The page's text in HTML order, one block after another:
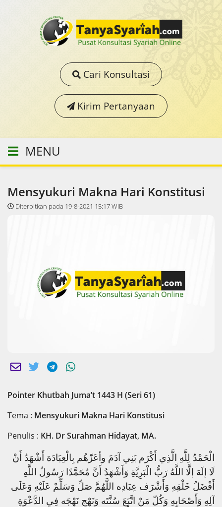
Cari Konsultasi
Kirim Pertanyaan
MENU
Mensyukuri Makna Hari Konstitusi
Diterbitkan pada 19-8-2021 15:17 WIB
Pointer Khutbah Juma’t 1443 H (Seri 61)
Tema : Mensyukuri Makna Hari Konstitusi
Penulis : KH. Dr Surahman Hidayat, MA.
الْحَمْدُ لِلَّهِ الَّذِي أَكْرَم بَنِي آدَمَ وأعَزّهُم بِالْعِبَادَة أَشْهَدُ أَنْ
لَا إلَهَ إلَّا اللَّهُ رَبُّ الْبَرِيَّةِ وَأَشْهَدُ أَنَّ مُحَمَّدًا رَسُولُ اللَّهِ
أَفْضَلُ خَلْقِهِ وَأَشْرَف عِبَادِه اللَّهُمَّ صَلِّ وَسَلِّمْ عَلَيْهِ وَعَلَى
آلِهِ وَأَصْحَابِهِ وَكُلّ مَنْ اتَّبَعَ سُنَّتَه وَنَهْج نَهْجَه فِي الدَّعْوَةِ